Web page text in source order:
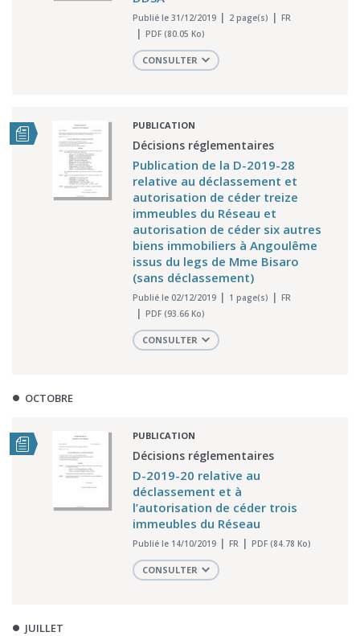
Publié le 31/12/2019 2 page(s)
FR
PDF (80.05 Ko)
CONSULTER
PUBLICATION
Décisions réglementaires
Publication de la D-2019-28
relative au déclassement et
autorisation de céder treize
immeubles du Réseau et
autorisation de céder six autres
biens immobiliers à Angoulême
issus du legs de Mme Bisaro
(sans déclassement)
Publié le 02/12/2019 1 page(s)
FR
PDF (93.66 Ko)
CONSULTER
OCTOBRE
PUBLICATION
Décisions réglementaires
D-2019-20 relative au
déclassement et à
l’autorisation de céder trois
immeubles du Réseau
Publié le 14/10/2019 FR PDF (84.78 Ko)
CONSULTER
JUILLET